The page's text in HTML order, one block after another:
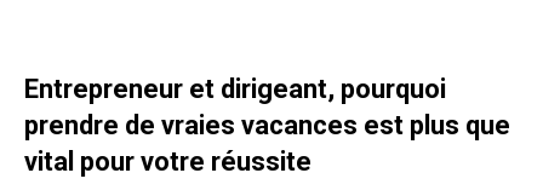
Entrepreneur et dirigeant, pourquoi
prendre de vraies vacances est plus que
vital pour votre réussite